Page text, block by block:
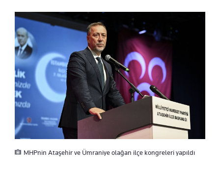
MHPnin Ataşehir ve Ümraniye olağan ilçe kongreleri yapıldı